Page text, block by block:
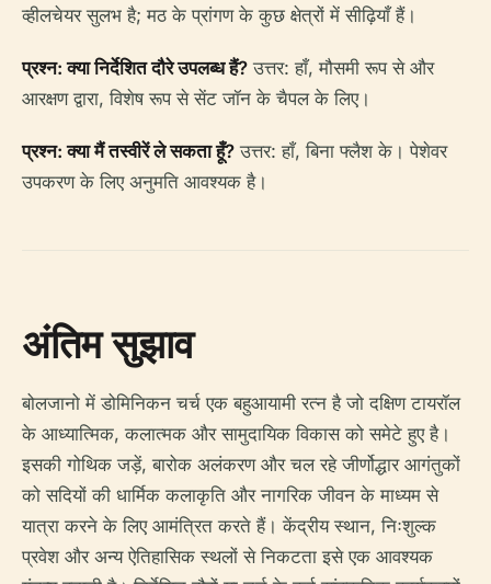
व्हीलचेयर सुलभ है; मठ के प्रांगण के कुछ क्षेत्रों में सीढ़ियाँ हैं।
प्रश्न: क्या निर्देशित दौरे उपलब्ध हैं? उत्तर: हाँ, मौसमी रूप से और
आरक्षण द्वारा, विशेष रूप से सेंट जॉन के चैपल के लिए।
प्रश्न: क्या मैं तस्वीरें ले सकता हूँ? उत्तर: हाँ, बिना फ्लैश के। पेशेवर
उपकरण के लिए अनुमति आवश्यक है।
अंतिम सुझाव
बोलजानो में डोमिनिकन चर्च एक बहुआयामी रत्न है जो दक्षिण टायरॉल
के आध्यात्मिक, कलात्मक और सामुदायिक विकास को समेटे हुए है।
इसकी गोथिक जड़ें, बारोक अलंकरण और चल रहे जीर्णोद्धार आगंतुकों
को सदियों की धार्मिक कलाकृति और नागरिक जीवन के माध्यम से
यात्रा करने के लिए आमंत्रित करते हैं। केंद्रीय स्थान, निःशुल्क
प्रवेश और अन्य ऐतिहासिक स्थलों से निकटता इसे एक आवश्यक